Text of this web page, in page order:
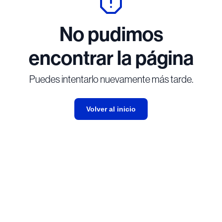
No pudimos
encontrar la página
Puedes intentarlo nuevamente más tarde.
Volver al inicio